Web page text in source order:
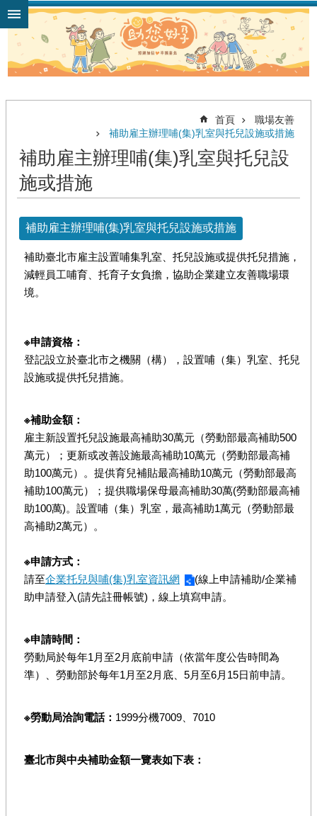
跳到主要內容區塊
首頁
職場友善
補助雇主辦理哺(集)乳室與托兒設施或措施
補助雇主辦理哺(集)乳室與托兒設
施或措施
補助雇主辦理哺(集)乳室與托兒設施或措施
補助臺北市雇主設置哺集乳室、托兒設施或提供托兒措施，
減輕員工哺育、托育子女負擔，協助企業建立友善職場環
境。
※申請資格：
登記設立於臺北市之機關（構），設置哺（集）乳室、托兒
設施或提供托兒措施。
※補助金額：
雇主新設置托兒設施最高補助30萬元（勞動部最高補助500
萬元）；更新或改善設施最高補助10萬元（勞動部最高補
助100萬元）。提供育兒補貼最高補助10萬元（勞動部最高
補助100萬元）；提供職場保母最高補助30萬(勞動部最高補
助100萬)。設置哺（集）乳室，最高補助1萬元（勞動部最
高補助2萬元）。
※申請方式：
請至企業托兒與哺(集)乳室資訊網
(線上申請補助/企業補
助申請登入(請先註冊帳號)，線上填寫申請。
※申請時間：
勞動局於每年1月至2月底前申請（依當年度公告時間為
準）、勞動部於每年1月至2月底、5月至6月15日前申請。
※勞動局洽詢電話： 1999分機7009、7010
臺北市與中央補助金額一覽表如下表：